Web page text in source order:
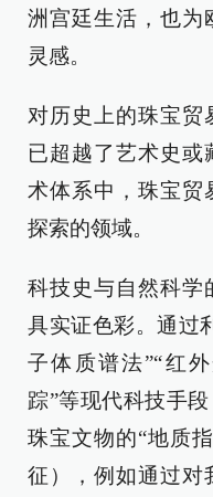
洲宫廷生活，也为
灵感。
对历史上的珠宝贸
已超越了艺术史或
术体系中，珠宝贸
探索的领域。
科技史与自然科学
具实证色彩。通过
子体质谱法”“红
踪”等现代科技手
珠宝文物的“地质
征），例如通过对